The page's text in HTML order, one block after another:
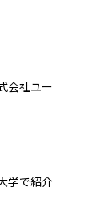
会社ユー
学で紹介